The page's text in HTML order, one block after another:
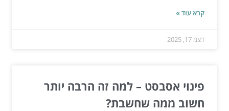
קרא עוד »
דצמ 17, 2025
פינוי אסבסט – למה זה הרבה יותר
חשוב ממה שחשבת?